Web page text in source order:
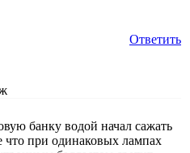
Ответить
банку водой начал сажать
что при одинаковых лампах